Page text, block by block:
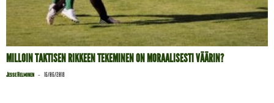
MILLOIN TAKTISEN RIKKEEN TEKEMINEN ON MORAALISESTI VÄÄRIN?
Jesse Helminen - 16/06/2018